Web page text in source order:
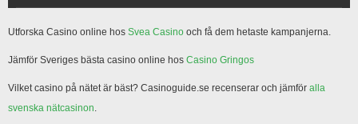
Utforska Casino online hos Svea Casino och få dem hetaste kampanjerna.
Jämför Sveriges bästa casino online hos Casino Gringos
Vilket casino på nätet är bäst? Casinoguide.se recenserar och jämför alla
svenska nätcasinon.